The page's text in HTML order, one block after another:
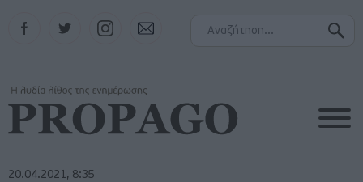
Instagram
20.04.2021, 8:35